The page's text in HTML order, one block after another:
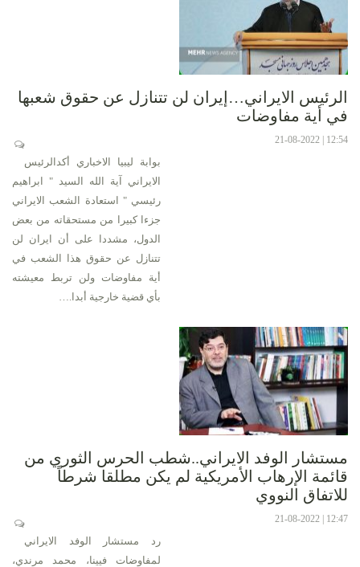
الرئيس الايراني…إيران لن تتنازل عن حقوق شعبها
في أية مفاوضات
12:54 | 21-08-2022
بوابة ليبيا الاخباري أكدالرئيس
الايراني آية الله السيد " ابراهيم
رئيسي " استعادة الشعب الايراني
جزءا كبيرا من مستحقاته من بعض
الدول، مشددا على أن ايران لن
تتنازل عن حقوق هذا الشعب في
أية مفاوضات ولن تربط معيشته
بأي قضية خارجية أبدا.…
مستشار الوفد الايراني..شطب الحرس الثوري من
قائمة الإرهاب الأمريكية لم يكن مطلقا شرطاً
للاتفاق النووي
12:47 | 21-08-2022
رد مستشار الوفد الايراني
لمفاوضات فيينا، محمد مرندي،